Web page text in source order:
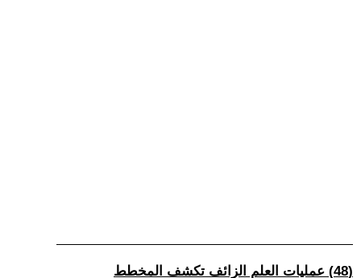
(48) عمليات العلم الزائف تكشف المخطط